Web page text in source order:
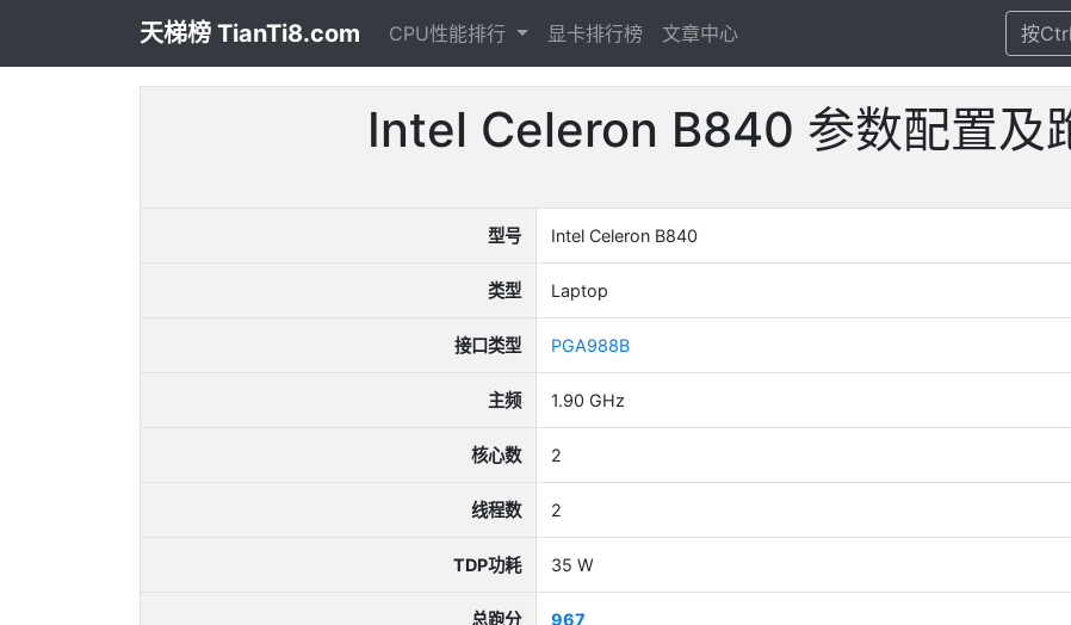
天梯榜 TianTi8.com CPU性能排行 显卡排行榜 文章中心 按
Intel Celeron B840 参数配置及
型号 Intel Celeron B840
类型 Laptop
接口类型 PGA988B
主频 1.90 GHz
核心数 2
线程数 2
TDP功耗 35 W
总跑分 967